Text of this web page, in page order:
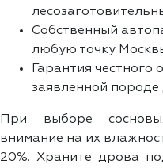
Собственный
любую точку
Гарантия честного
заявленной породе
При выборе
внимание на их
20%. Храните дрова